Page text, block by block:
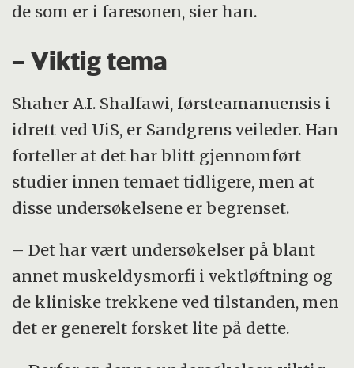
de som er i faresonen, sier han.
– Viktig tema
Shaher A.I. Shalfawi, førsteamanuensis i
idrett ved UiS, er Sandgrens veileder. Han
forteller at det har blitt gjennomført
studier innen temaet tidligere, men at
disse undersøkelsene er begrenset.
– Det har vært undersøkelser på blant
annet muskeldysmorfi i vektløftning og
de kliniske trekkene ved tilstanden, men
det er generelt forsket lite på dette.